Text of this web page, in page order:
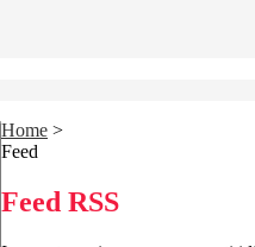
Home >
Feed
Feed RSS